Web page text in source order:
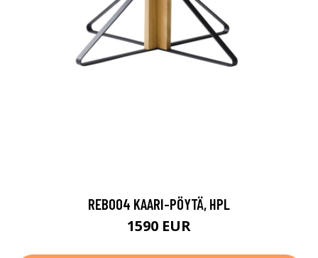
REB004 KAARI-PÖYTÄ, HPL
1590 EUR